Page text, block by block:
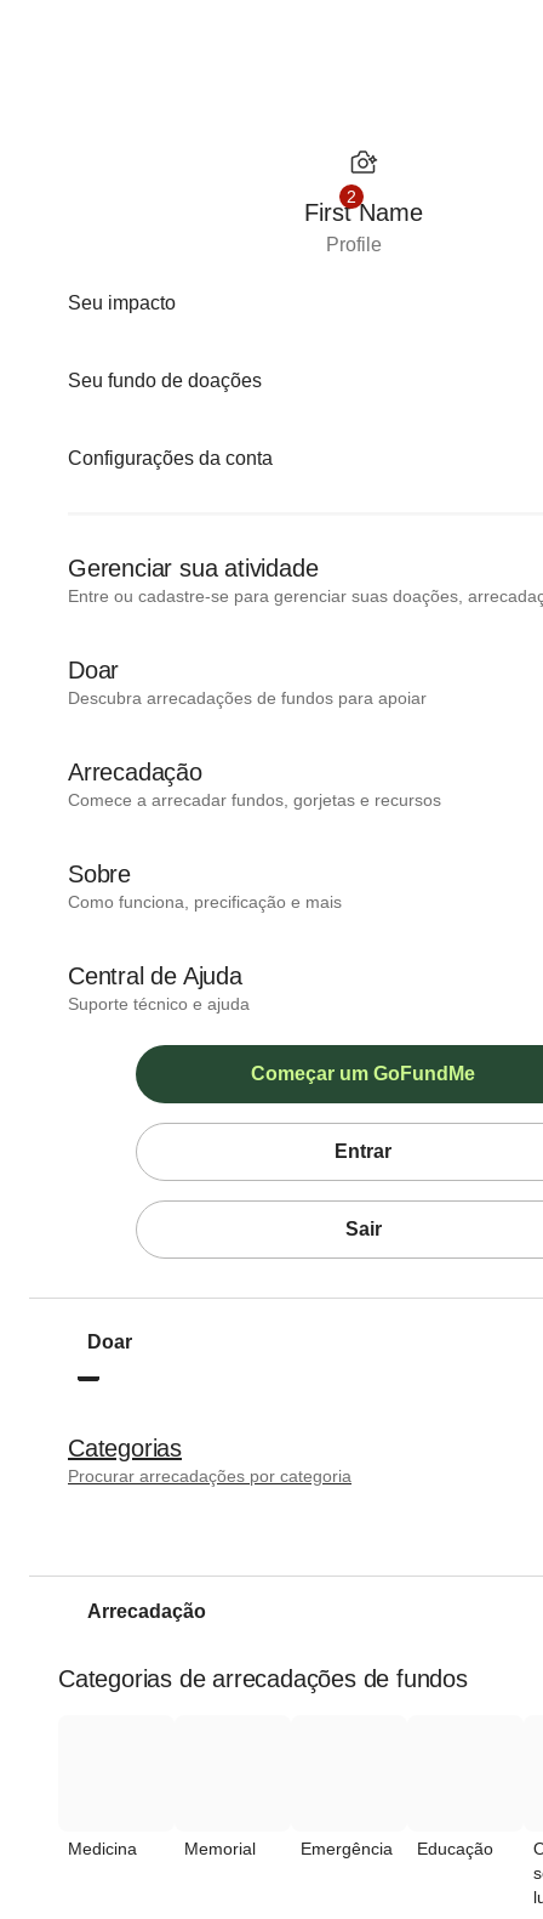
2
First Name
Profile
Seu impacto
Seu fundo de doações
Configurações da conta
Gerenciar sua atividade
Entre ou cadastre-se para gerenciar suas doações,
Doar
Descubra arrecadações de fundos para apoiar
Arrecadação
Comece a arrecadar fundos, gorjetas e recursos
Sobre
Como funciona, precificação e mais
Central de Ajuda
Suporte técnico e ajuda
Começar um GoFundMe
Entrar
Sair
Doar
Categorias
Procurar arrecadações por categoria
Arrecadação
Categorias de arrecadações de fundos
Medicina Memorial Emergência Educação